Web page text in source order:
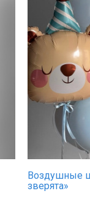
Воздушные
зверята»